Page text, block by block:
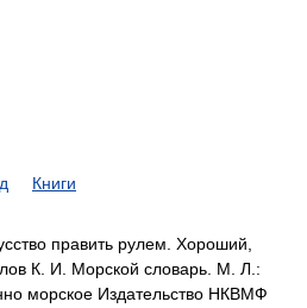
Книги
править рулем. Хороший,
К. И. Морской словарь. М. Л.:
морское Издательство НКВМФ